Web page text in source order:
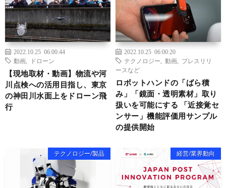
2022.10.25 06:00:44
動画
ドローン
【現地取材・動画】物流や河
川点検への活用目指し、東京
の神田川水面上をドローン飛
行
2022.10.25 06:00:20
テクノロジー
動画
プレスリリ
ースなど
ロボットハンドの「ばら積
み」「鏡面・透明素材」取り
扱いを可能にする 「近接覚セ
ンサー」機能評価用サンプル
の提供開始
テクノロジー/製品 経営/業界動向